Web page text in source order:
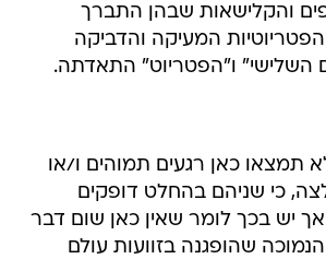
והקלישאות שבהן התברך
המעיקה והדביקה
השלישי" ו"הפטריוט" התאדתה.
תמצאו כאן רגעים תמוהים ו/או
כי שניהם בהחלט דופקים
יש בכך לומר שאין כאן שום דבר
שהופגנה בזוועות עולם